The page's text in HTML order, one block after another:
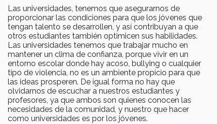
Las universidades, tenemos que asegurarnos de
proporcionar las condiciones para que los jóvenes que
tengan talento se desarrollen, y así contribuyan a que
otros estudiantes también optimicen sus habilidades.
Las universidades tenemos que trabajar mucho en
mantener un clima de confianza, porque vivir en un
entorno escolar donde hay acoso, bullying o cualquier
tipo de violencia, no es un ambiente propicio para que
las ideas prosperen. De igual forma no hay que
olvidarnos de escuchar a nuestros estudiantes y
profesores, ya que ambos son quienes conocen las
necesidades de la comunidad, y nuestro que hacer
como universidades es por los jóvenes.